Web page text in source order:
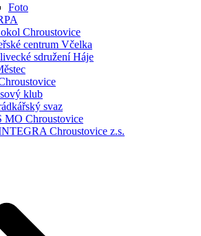
Foto
Chroustovice
centrum Včelka
sdružení Háje
klub
svaz
MO Chroustovice
Chroustovice z.s.